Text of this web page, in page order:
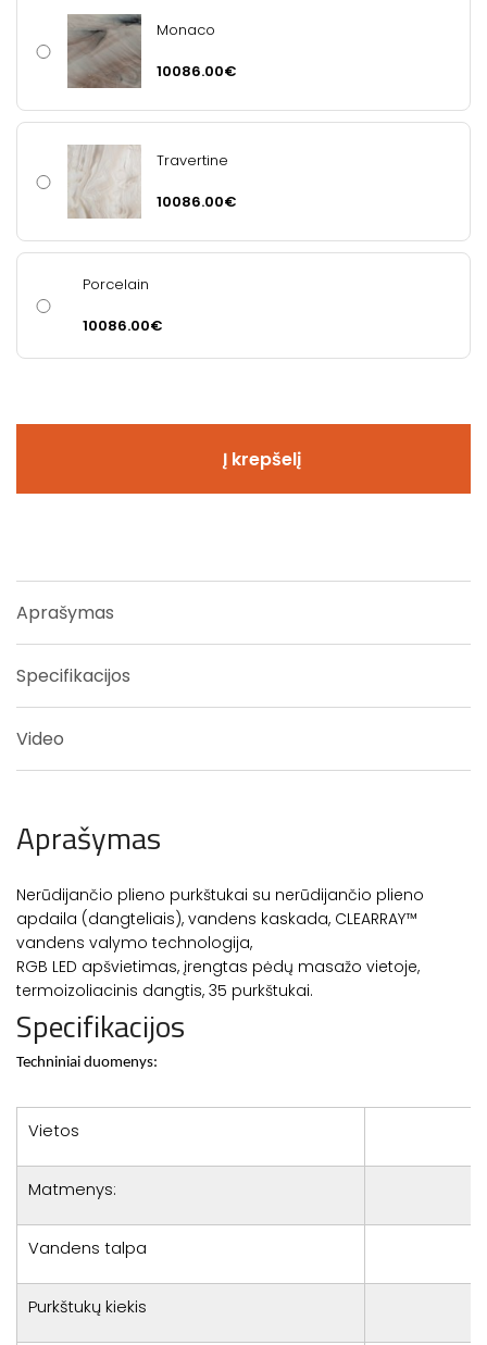
Monaco
10086.00€
Travertine
10086.00€
Porcelain
10086.00€
Į krepšelį
Aprašymas
Specifikacijos
Video
Aprašymas
Nerūdijančio plieno purkštukai su nerūdijančio plieno
apdaila (dangteliais), vandens kaskada, CLEARRAY™
vandens valymo technologija,
RGB LED apšvietimas, įrengtas pėdų masažo vietoje,
termoizoliacinis dangtis, 35 purkštukai.
Specifikacijos
Techniniai duomenys:
Vietos
Matmenys:
Vandens talpa
Purkštukų kiekis